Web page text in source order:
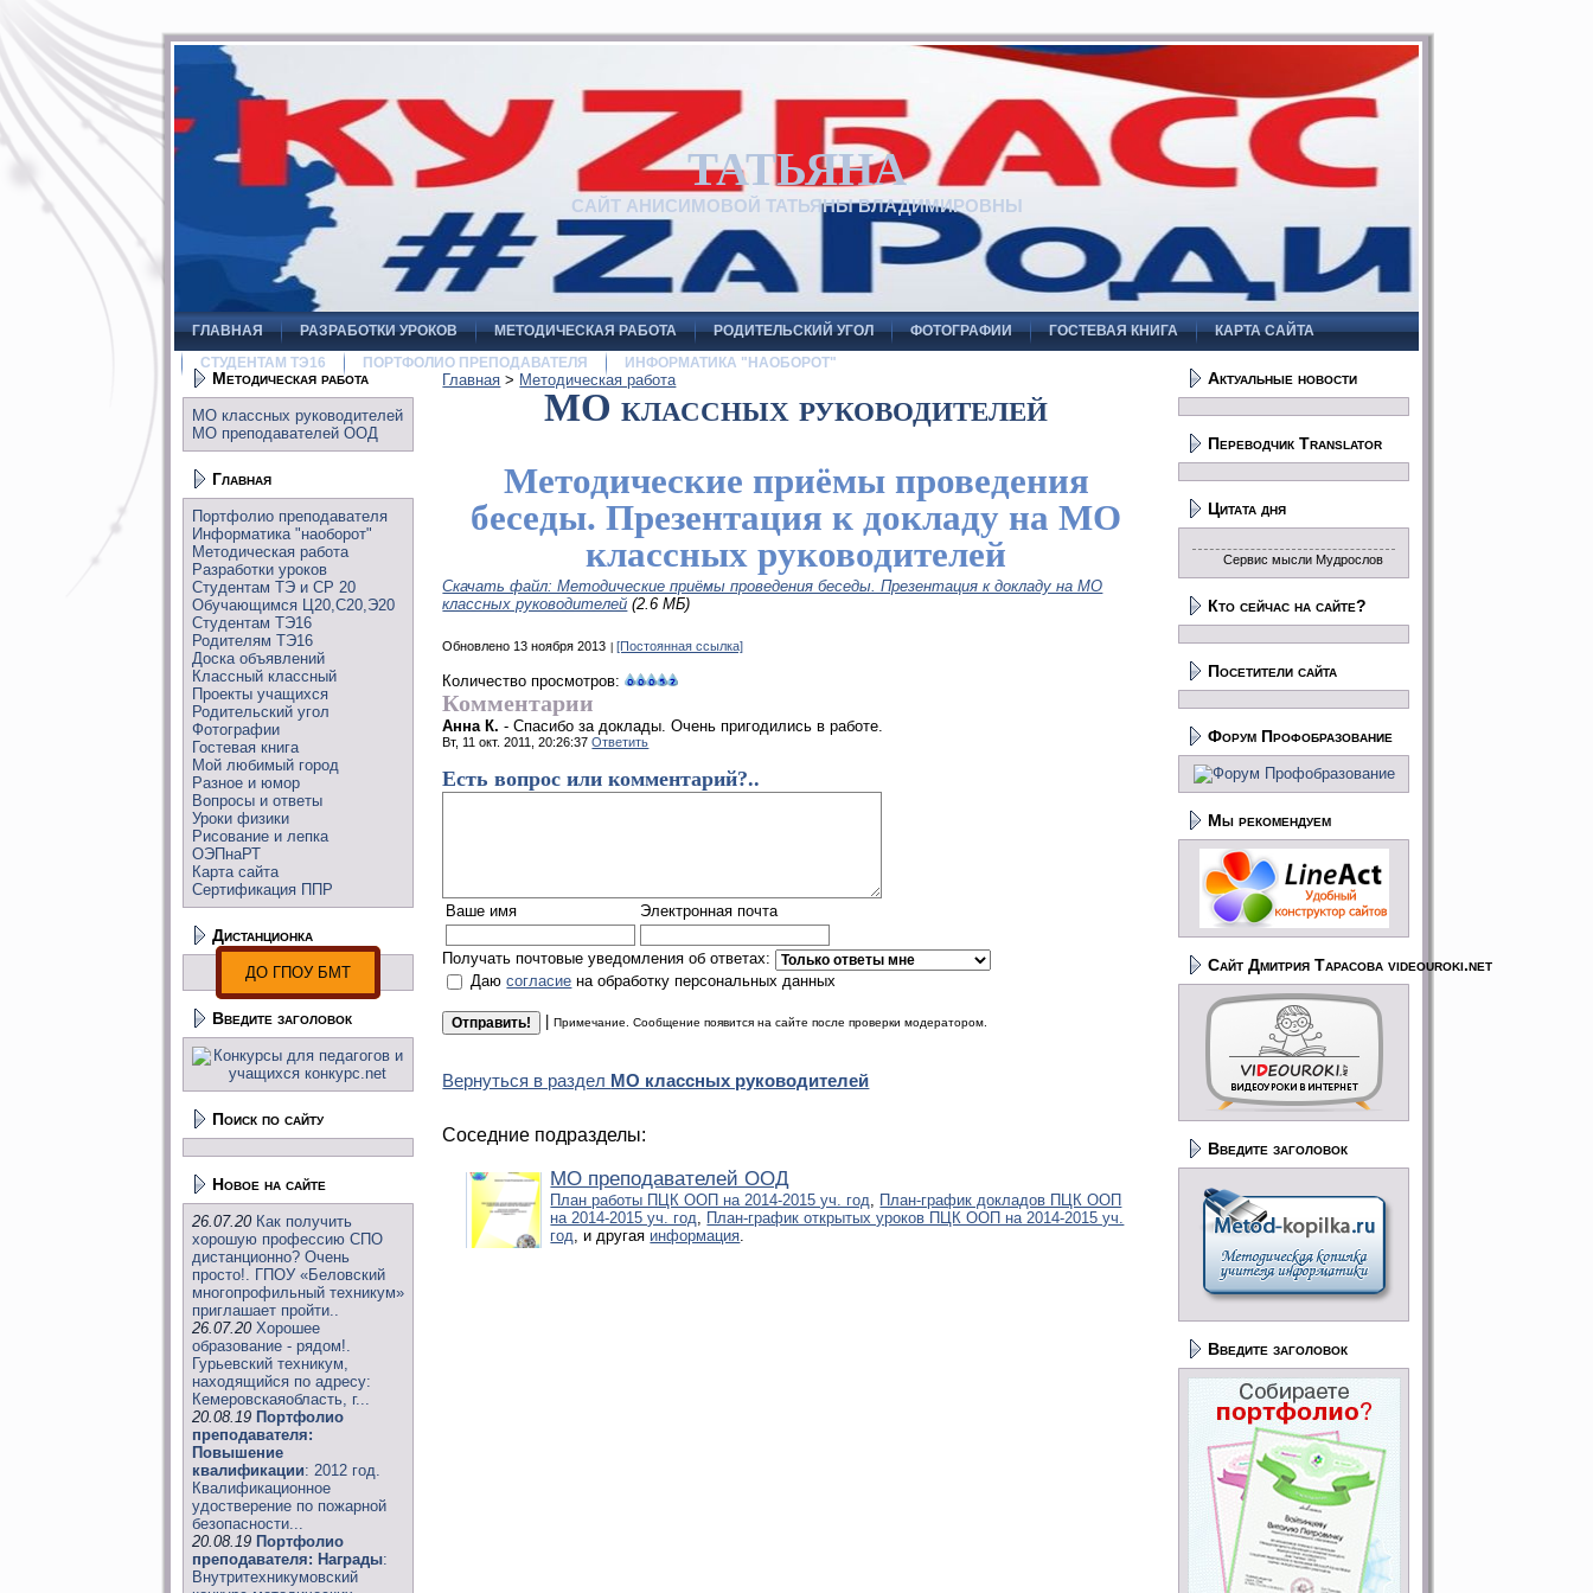
ТАТЬЯНА
САЙТ АНИСИМОВОЙ ТАТЬЯНЫ ВЛАДИМИРОВНЫ
ГЛАВНАЯ РАЗРАБОТКИ УРОКОВ МЕТОДИЧЕСКАЯ РАБОТА РОДИТЕЛЬСКИЙ УГОЛ ФОТОГРАФИИ ГОСТЕВАЯ КНИГА
КАРТА САЙТА
СТУДЕНТАМ ТЭ16
ПОРТФОЛИО ПРЕПОДАВАТЕЛЯ ИНФОРМАТИКА "НАОБОРОТ"
Методическая работа
МО классных руководителей
МО преподавателей ООД
Главная
Портфолио преподавателя
Информатика "наоборот"
Методическая работа
Разработки уроков
Студентам ТЭ и СР 20
Обучающимся Ц20,С20,Э20
Студентам ТЭ16
Родителям ТЭ16
Доска объявлений
Классный классный
Проекты учащихся
Родительский угол
Фотографии
Гостевая книга
Мой любимый город
Разное и юмор
Вопросы и ответы
Уроки физики
Рисование и лепка
ОЭПнаРТ
Карта сайта
Сертификация ППР
Дистанционка
ДО ГПОУ БМТ
Введите заголовок
Поиск по сайту
Новое на сайте
26.07.20 Как получить
хорошую профессию СПО
дистанционно? Очень
просто!. ГПОУ «Беловский
многопрофильный техникум»
приглашает пройти..
26.07.20 Хорошее
образование - рядом!.
Гурьевский техникум,
находящийся по адресу:
Кемеровскаяобласть, г...
20.08.19 Портфолио
преподавателя:
Повышение
квалификации: 2012 год.
Квалификационное
удостверение по пожарной
безопасности...
20.08.19 Портфолио
преподавателя: Награды:
Внутритехникумовский
Главная > Методическая работа
МО классных руководителей
Методические приёмы проведения
беседы. Презентация к докладу на МО
классных руководителей
Скачать файл: Методические приёмы проведения беседы. Презентация к докладу на МО
классных руководителей (2.6 МБ)
Обновлено 13 ноября 2013 [Постоянная ссылка]
Количество просмотров:
Комментарии
Анна К.-Спасибо за доклады. Очень пригодились в работе.
Вт, 11 окт. 2011, 20:26:37Ответить
Есть вопрос или комментарий?..
Ваше имя Электронная почта
Получать почтовые уведомления об ответах:
Даюсогласие на обработку персональных данных
|Примечание. Сообщение появится на сайте после проверки модератором.
Вернуться в раздел МО классных руководителей
Соседние подразделы:
МО преподавателей ООД
План работы ПЦК ООП на 2014-2015 уч. год, План-график докладов ПЦК ООП
на 2014-2015 уч. год, План-график открытых уроков ПЦК ООП на 2014-2015 уч.
год, и другая информация.
Актуальные новости
Переводчик Translator
Цитата дня
Сервис мысли Мудрослов
Кто сейчас на сайте?
Посетители сайта
Форум Профобразование
Мы рекомендуем
Сайт Дмитрия Тарасова videouroki.net
Введите заголовок
Введите заголовок